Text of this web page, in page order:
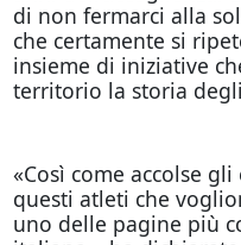
di non fermarci alla
che certamente si
insieme di iniziative
territorio la storia
«Così come accolse
questi atleti che
uno delle pagine più